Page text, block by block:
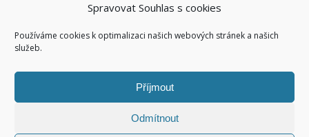
Spravovat Souhlas s cookies
Používáme cookies k optimalizaci našich webových stránek a našich
služeb.
Příjmout
Odmítnout
SOCIÁLNÍ SÍTĚ